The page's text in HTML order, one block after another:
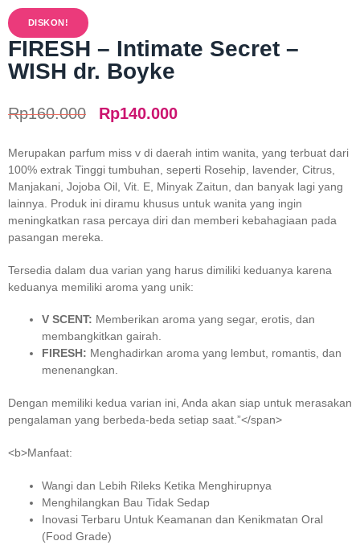
DISKON!
FIRESH – Intimate Secret –
WISH dr. Boyke
Rp160.000 Rp140.000
Merupakan parfum miss v di daerah intim wanita, yang terbuat dari
100% extrak Tinggi tumbuhan, seperti Rosehip, lavender, Citrus,
Manjakani, Jojoba Oil, Vit. E, Minyak Zaitun, dan banyak lagi yang
lainnya. Produk ini diramu khusus untuk wanita yang ingin
meningkatkan rasa percaya diri dan memberi kebahagiaan pada
pasangan mereka.
Tersedia dalam dua varian yang harus dimiliki keduanya karena
keduanya memiliki aroma yang unik:
V SCENT: Memberikan aroma yang segar, erotis, dan
membangkitkan gairah.
FIRESH: Menghadirkan aroma yang lembut, romantis, dan
menenangkan.
Dengan memiliki kedua varian ini, Anda akan siap untuk merasakan
pengalaman yang berbeda-beda setiap saat.”</span>
<b>Manfaat:
Wangi dan Lebih Rileks Ketika Menghirupnya
Menghilangkan Bau Tidak Sedap
Inovasi Terbaru Untuk Keamanan dan Kenikmatan Oral
(Food Grade)